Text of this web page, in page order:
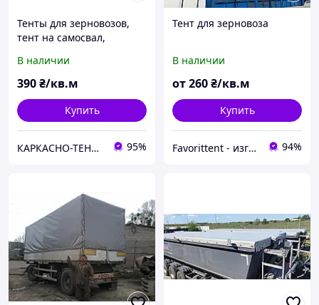
Тенты для зерновозов,
тент на самосвал,
зерновоза
В наличии
390₴/кв.м
Купить
КАРКАСНО-ТЕНТОВЫЕ КОНСТРУКЦИИ, АВТОТЕНТЫ, ТЕХНИЧЕСКИЕ НАКРЫТИЯ 95%
Тент для зерновоза
В наличии
от260₴/кв.м
Купить
Favorittent - изготовим бескаркасную мебель, тюбинги, мягкие окна, тенты. 94%